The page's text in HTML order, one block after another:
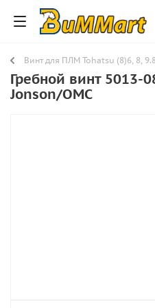
Винт для ПЛМ Tohatsu (8)6, 8,
Гребной винт 5013-
Jonson/OMC